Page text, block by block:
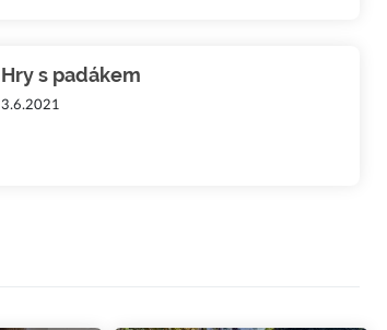
Hry s padákem
3.6.2021